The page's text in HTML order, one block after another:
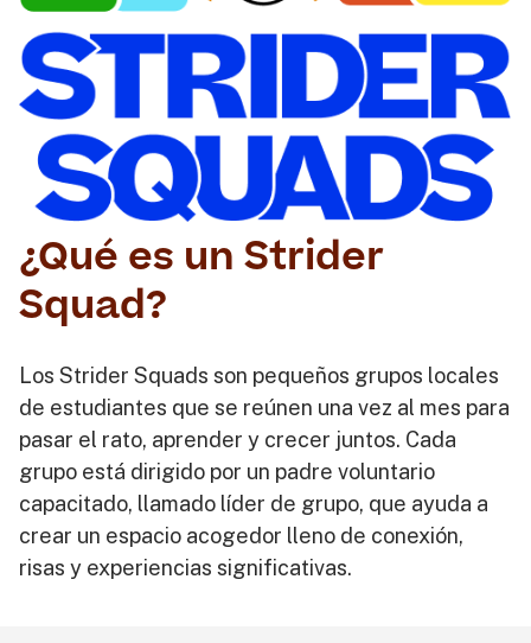
¿Qué es un Strider
Squad?
Los Strider Squads son pequeños grupos locales
de estudiantes que se reúnen una vez al mes para
pasar el rato, aprender y crecer juntos. Cada
grupo está dirigido por un padre voluntario
capacitado, llamado líder de grupo, que ayuda a
crear un espacio acogedor lleno de conexión,
risas y experiencias significativas.